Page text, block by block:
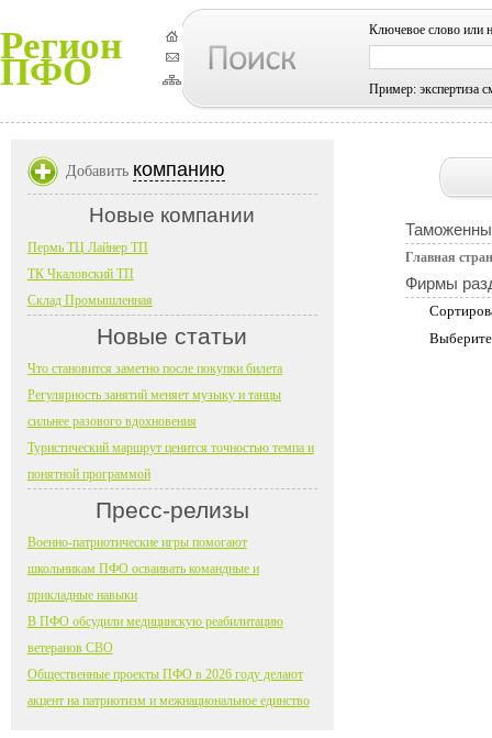
Регион
ПФО
Ключевое слово или
Пример: экспертиза
Главная
Фирмы
Добавить компанию
Новые компании
Пермь ТЦ Лайнер ТП
ТК Чкаловский ТП
Склад Промышленная
Новые статьи
Что становится заметно после покупки билета
Регулярность занятий меняет музыку и танцы
сильнее разового вдохновения
Туристический маршрут ценится точностью темпа и
понятной программой
Пресс-релизы
Военно-патриотические игры помогают
школьникам ПФО осваивать командные и
прикладные навыки
В ПФО обсудили медицинскую реабилитацию
ветеранов СВО
Общественные проекты ПФО в 2026 году делают
акцент на патриотизм и межнациональное единство